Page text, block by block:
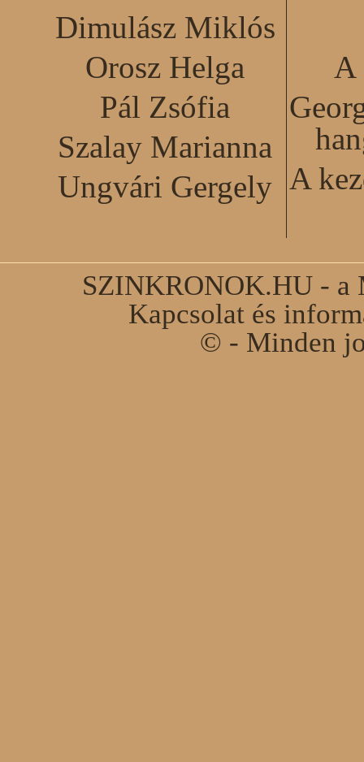
Dimulász Miklós
Orosz Helga
Pál Zsófia
Szalay Marianna
Ungvári Gergely
A
A
SZINKRONOK.HU - a
Kapcsolat és
© - Minden